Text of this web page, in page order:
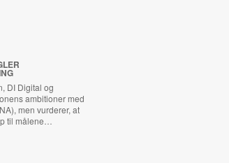
DI Digital og
ambitioner med
men vurderer, at
til målene…